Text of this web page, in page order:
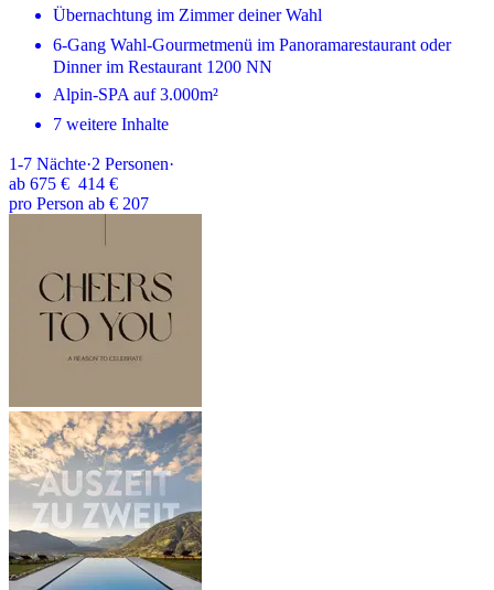
Übernachtung im Zimmer deiner Wahl
6-Gang Wahl-Gourmetmenü im Panoramarestaurant oder
Dinner im Restaurant 1200 NN
Alpin-SPA auf 3.000m²
7 weitere Inhalte
1-7 Nächte·2 Personen·
ab 675 € 414 €
pro Person ab € 207